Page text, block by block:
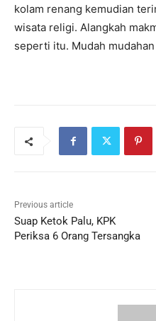
kolam renang kemudian
wisata religi. Alangkah
seperti itu. Mudah
Previous article
Suap Ketok Palu, KPK
Periksa 6 Orang Tersangka